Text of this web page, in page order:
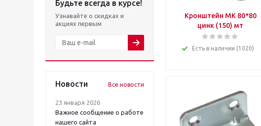
Будьте всегда в курсе!
Узнавайте о скидках и
акциях первым
Новости Все новости
23 января 2026
Важное сообщение о работе
нашего сайта
Кронштейн МК 80*80
цинк (150) мт
Есть в наличии (1020)